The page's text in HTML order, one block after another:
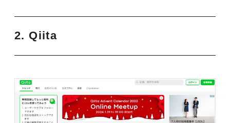
2. Qiita